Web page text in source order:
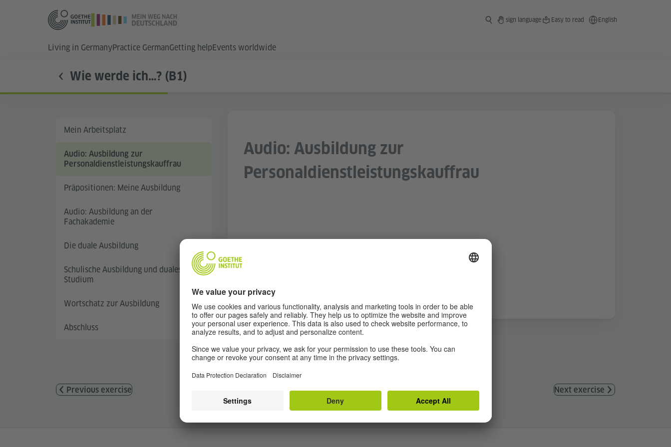
sign language Easy to read English
Living in GermanyPractice GermanGetting helpEvents worldwide
Wie werde ich…? (B1)
Mein Arbeitsplatz
Audio: Ausbildung zur
Personaldienstleistungskauffrau
Präpositionen: Meine Ausbildung
Audio: Ausbildung an der
Fachakademie
Die duale Ausbildung
Schulische Ausbildung und duales
Studium
Wortschatz zur Ausbildung
Abschluss
Audio: Ausbildung zur
Personaldienstleistungskauffrau
Previous exercise Next exercise